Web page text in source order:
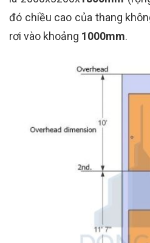
đó chiều cao của thang
rơi vào khoảng 1000mm.